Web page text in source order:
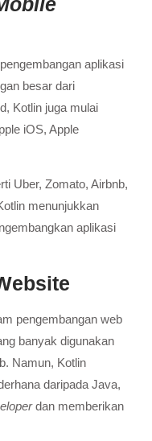
aplikasi
besar dari
Kotlin juga mulai
iOS, Apple
Uber, Zomato, Airbnb,
menunjukkan
aplikasi
pengembangan web
banyak digunakan
Namun, Kotlin
daripada Java,
dan memberikan